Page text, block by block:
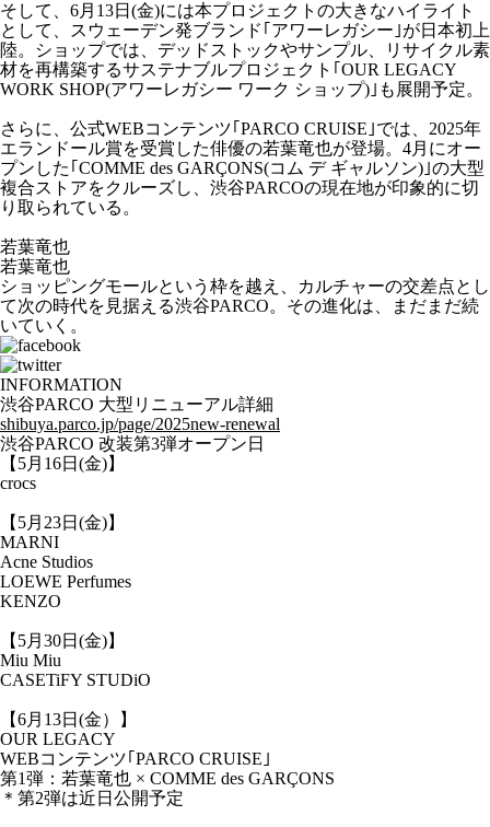
そして、6月13日(金)には本プロジェクトの大きなハイライト
として、スウェーデン発ブランド｢アワーレガシー｣が日本初上
陸。ショップでは、デッドストックやサンプル、リサイクル素
材を再構築するサステナブルプロジェクト｢OUR LEGACY
WORK SHOP(アワーレガシー ワーク ショップ)｣も展開予定。
さらに、公式WEBコンテンツ｢PARCO CRUISE｣では、2025年
エランドール賞を受賞した俳優の若葉竜也が登場。4月にオー
プンした｢COMME des GARÇONS(コム デ ギャルソン)｣の大型
複合ストアをクルーズし、渋谷PARCOの現在地が印象的に切
り取られている。
若葉竜也
若葉竜也
ショッピングモールという枠を越え、カルチャーの交差点とし
て次の時代を見据える渋谷PARCO。その進化は、まだまだ続
いていく。
INFORMATION
渋谷PARCO 大型リニューアル詳細
shibuya.parco.jp/page/2025new-renewal
渋谷PARCO 改装第3弾オープン日
【5月16日(金)】
crocs
【5月23日(金)】
MARNI
Acne Studios
LOEWE Perfumes
KENZO
【5月30日(金)】
Miu Miu
CASETiFY STUDiO
【6月13日(金）】
OUR LEGACY
WEBコンテンツ｢PARCO CRUISE｣
第1弾：若葉竜也 × COMME des GARÇONS
＊第2弾は近日公開予定